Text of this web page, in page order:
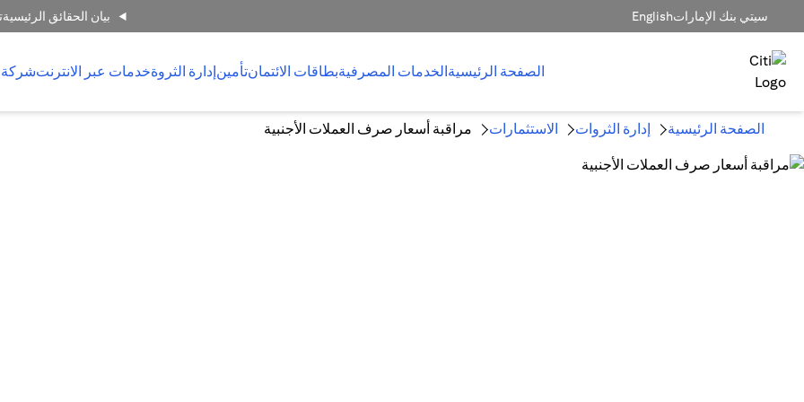
سيتي بنك الإماراتEnglish بيان الحقائق الرئيسية
الصفحة الرئيسيةالخدمات المصرفيةبطاقات الائتمانتأمينإدارة الثروةخدمات عبر الانترنتشركة
الصفحة الرئيسية إدارة الثروات الاستثمارات مراقبة أسعار صرف العملات الأجنبية